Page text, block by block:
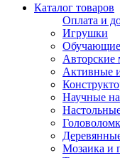
Каталог товаров
Оплата и
Игрушки
Авторские
Активные
Научные
Мозаика и